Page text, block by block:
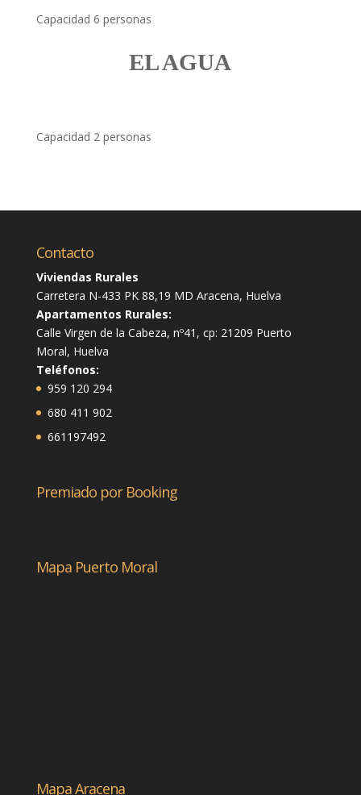
Capacidad 6 personas
EL AGUA
Capacidad 2 personas
Contacto
Viviendas Rurales
Carretera N-433 PK 88,19 MD Aracena, Huelva
Apartamentos Rurales:
Calle Virgen de la Cabeza, nº41, cp: 21209 Puerto
Moral, Huelva
Teléfonos:
959 120 294
680 411 902
661197492
Premiado por Booking
Mapa Puerto Moral
Mapa Aracena